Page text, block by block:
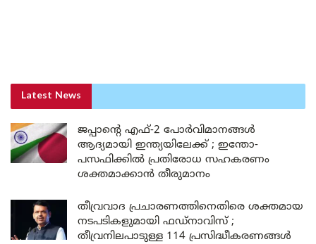
Latest News
ജപ്പാന്റെ എഫ്-2 പോർവിമാനങ്ങൾ
ആദ്യമായി ഇന്ത്യയിലേക്ക് ; ഇന്തോ-
പസഫിക്കിൽ പ്രതിരോധ സഹകരണം
ശക്തമാക്കാൻ തീരുമാനം
തീവ്രവാദ പ്രചാരണത്തിനെതിരെ ശക്തമായ
നടപടികളുമായി ഫഡ്നാവിസ് ;
തീവ്രനിലപാടുള്ള 114 പ്രസിദ്ധീകരണങ്ങൾ